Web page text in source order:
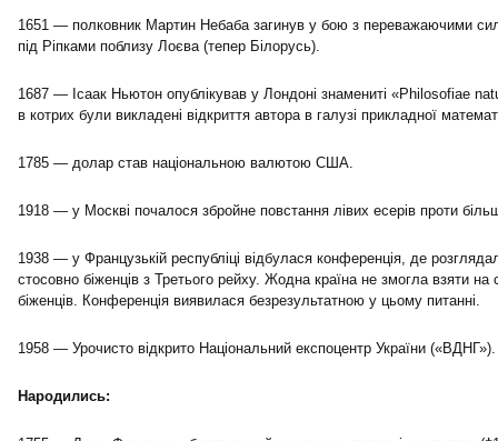
1651 — полковник Мартин Небаба загинув у бою з переважаючими
під Ріпками поблизу Лоєва (тепер Білорусь).
1687 — Ісаак Ньютон опублікував у Лондоні знамениті «Philosofiae
в котрих були викладені відкриття автора в галузі прикладної
1785 — долар став національною валютою США.
1918 — у Москві почалося збройне повстання лівих есерів проти
1938 — у Французькій республіці відбулася конференція, де
стосовно біженців з Третього рейху. Жодна країна не змогла взяти на
біженців. Конференція виявилася безрезультатною у цьому питанні.
1958 — Урочисто відкрито Національний експоцентр України («ВДНГ»).
Народились: